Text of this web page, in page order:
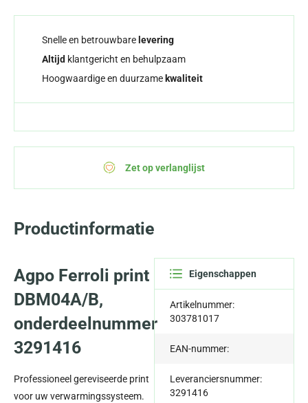
Snelle en betrouwbare levering
Altijd klantgericht en behulpzaam
Hoogwaardige en duurzame kwaliteit
Zet op verlanglijst
Productinformatie
Agpo Ferroli print
DBM04A/B,
onderdeelnummer
3291416
Professioneel gereviseerde print
voor uw verwarmingssysteem.
Eigenschappen
Artikelnummer:
303781017
EAN-nummer:
Leveranciersnummer:
3291416